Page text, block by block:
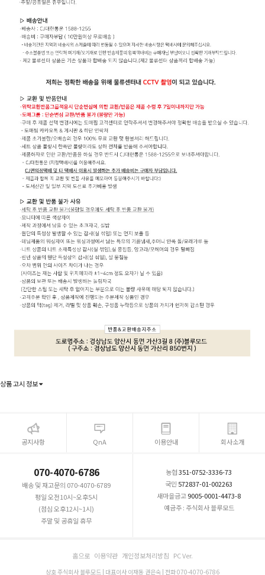
상품 고시 정보
공지사항 QnA 이용안내 회사소개
070-4070-6786
배송 및 재고문의 070-4070-6789
평일 오전10시~오후5시
(점심 오후12시~1시)
주말 및 공휴일 휴무
농협351-0752-3336-73
국민 572837-01-002263
새마을금고9005-0001-4473-8
예금주 : 주식회사 블루모드
홈으로 이용약관 개인정보처리방침 PC Ver.
상호 주식회사 블루모드 | 대표이사 이재동 권은숙 | 전화 070-4070-6786